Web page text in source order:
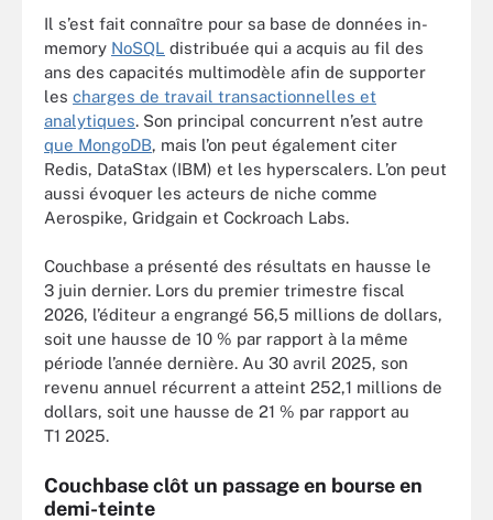
Il s’est fait connaître pour sa base de données in-
memory NoSQL distribuée qui a acquis au fil des
ans des capacités multimodèle afin de supporter
les charges de travail transactionnelles et
analytiques. Son principal concurrent n’est autre
que MongoDB, mais l’on peut également citer
Redis, DataStax (IBM) et les hyperscalers. L’on peut
aussi évoquer les acteurs de niche comme
Aerospike, Gridgain et Cockroach Labs.
Couchbase a présenté des résultats en hausse le
3 juin dernier. Lors du premier trimestre fiscal
2026, l’éditeur a engrangé 56,5 millions de dollars,
soit une hausse de 10 % par rapport à la même
période l’année dernière. Au 30 avril 2025, son
revenu annuel récurrent a atteint 252,1 millions de
dollars, soit une hausse de 21 % par rapport au
T1 2025.
Couchbase clôt un passage en bourse en
demi-teinte